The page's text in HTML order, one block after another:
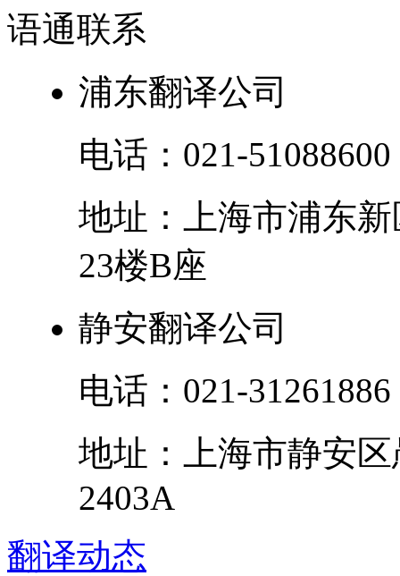
语通联系
浦东翻译公司
电话： 021-51088600
地址：
上海市浦东新
23楼B座
静安翻译公司
电话： 021-31261886
地址：
上海市静安区
2403A
翻译动态